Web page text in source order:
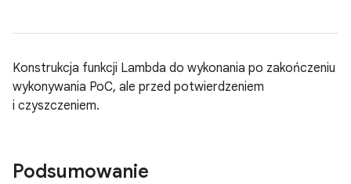
Konstrukcja funkcji Lambda do wykonania po zakończeniu
wykonywania PoC, ale przed potwierdzeniem
i czyszczeniem.
Podsumowanie